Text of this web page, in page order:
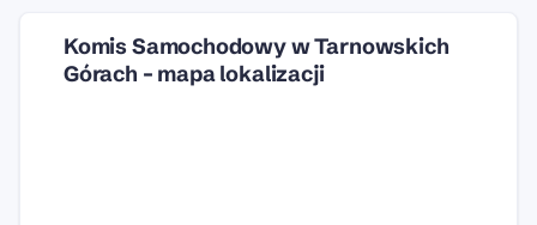
Komis Samochodowy w Tarnowskich
Górach – mapa lokalizacji